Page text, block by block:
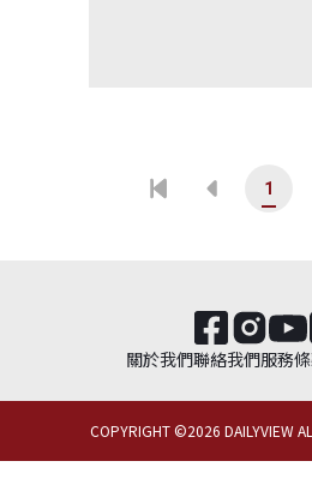
1
關於我們聯絡我們服務
COPYRIGHT ©2026 DAILYVIEW